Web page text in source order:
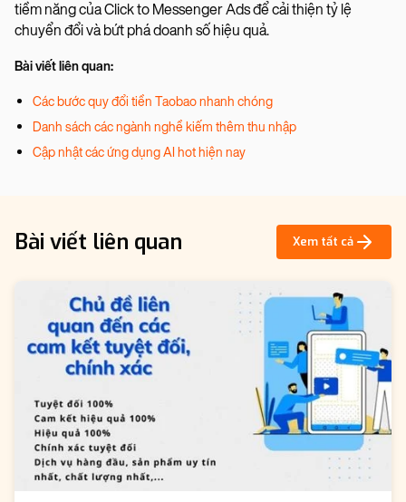
tiềm năng của Click to Messenger Ads để cải thiện tỷ lệ
chuyển đổi và bứt phá doanh số hiệu quả.
Bài viết liên quan:
Các bước quy đổi tiền Taobao nhanh chóng
Danh sách các ngành nghề kiếm thêm thu nhập
Cập nhật các ứng dụng AI hot hiện nay
Bài viết liên quan Xem tất cả